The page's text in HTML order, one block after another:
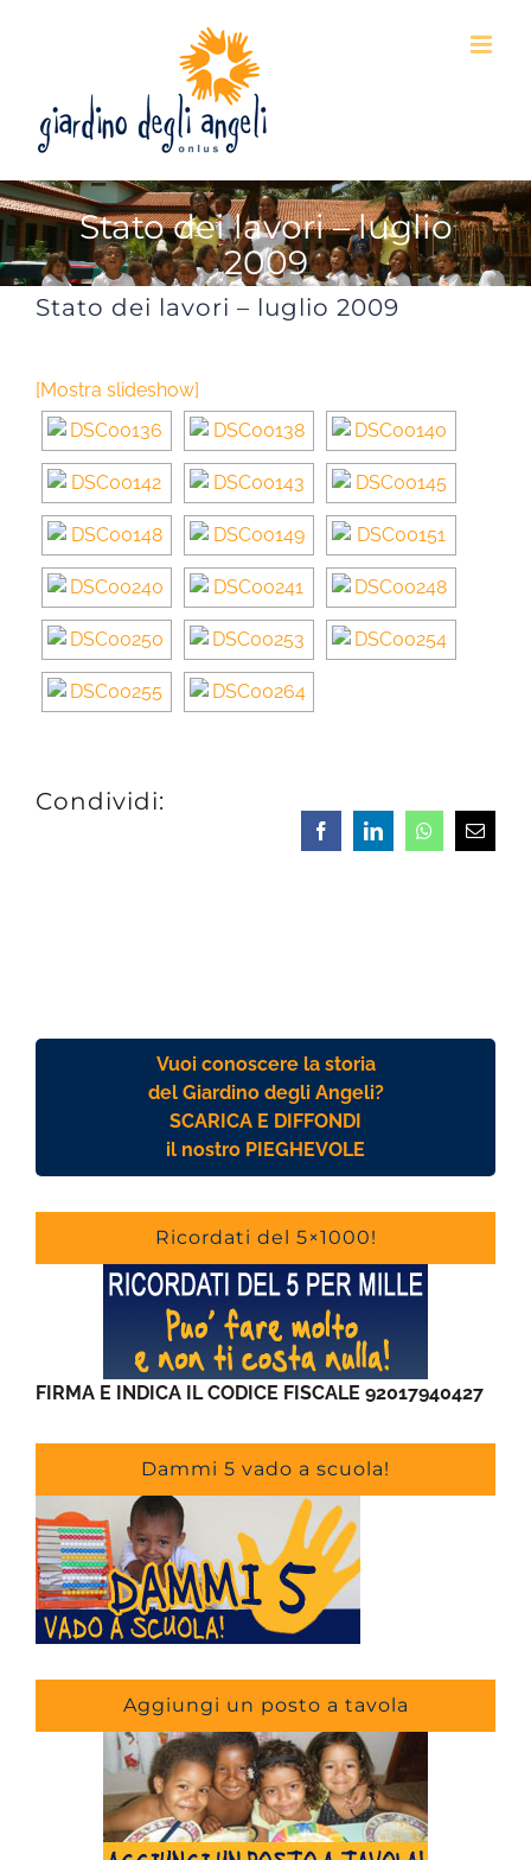
Stato dei lavori – luglio
2009
Stato dei lavori – luglio 2009
[Mostra slideshow]
Condividi:
FacebookLinkedInWhatsappEmail
Vuoi conoscere la storia
del Giardino degli Angeli?
SCARICA E DIFFONDI
il nostro PIEGHEVOLE
Ricordati del 5×1000!
FIRMA E INDICA IL CODICE FISCALE 92017940427
Dammi 5 vado a scuola!
Aggiungi un posto a tavola